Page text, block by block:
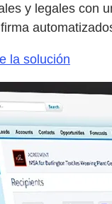
y legales con
la solución